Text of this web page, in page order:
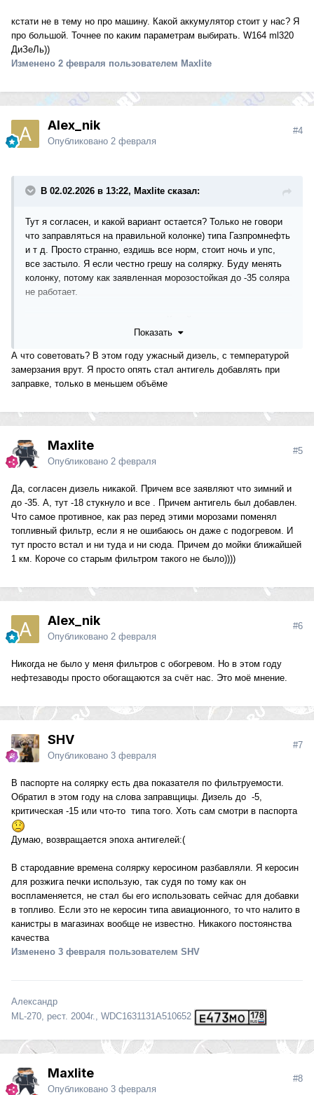
кстати не в тему но про машину. Какой аккумулятор стоит у нас? Я
про большой. Точнее по каким параметрам выбирать. W164 ml320
ДиЗеЛь))
Изменено 2 февраля пользователем Maxlite
Alex_nik
Опубликовано 2 февраля
#4
В 02.02.2026 в 13:22, Maxlite сказал:
Тут я согласен, и какой вариант остается? Только не говори
что заправляться на правильной колонке) типа Газпромнефть
и т д. Просто странно, ездишь все норм, стоит ночь и упс,
все застыло. Я если честно грешу на солярку. Буду менять
колонку, потому как заявленная морозостойкая до -35 соляра
не работает.
нас? Я про большой. Точнее по каким параметрам выбирать.
Показать
А что советовать? В этом году ужасный дизель, с температурой
замерзания врут. Я просто опять стал антигель добавлять при
заправке, только в меньшем объёме
Maxlite
Опубликовано 2 февраля
#5
Да, согласен дизель никакой. Причем все заявляют что зимний и
до -35. А, тут -18 стукнуло и все . Причем антигель был добавлен.
Что самое противное, как раз перед этими морозами поменял
топливный фильтр, если я не ошибаюсь он даже с подогревом. И
тут просто встал и ни туда и ни сюда. Причем до мойки ближайшей
1 км. Короче со старым фильтром такого не было))))
Alex_nik
Опубликовано 2 февраля
#6
Никогда не было у меня фильтров с обогревом. Но в этом году
нефтезаводы просто обогащаются за счёт нас. Это моё мнение.
SHV
Опубликовано 3 февраля
#7
В паспорте на солярку есть два показателя по фильтруемости.
Обратил в этом году на слова заправщицы. Дизель до -5,
критическая -15 или что-то типа того. Хоть сам смотри в паспорта
Думаю, возвращается эпоха антигелей:(
В стародавние времена солярку керосином разбавляли. Я керосин
для розжига печки использую, так судя по тому как он
воспламеняется, не стал бы его использовать сейчас для добавки
в топливо. Если это не керосин типа авиационного, то что налито в
канистры в магазинах вообще не известно. Никакого постоянства
качества
Изменено 3 февраля пользователем SHV
Александр
ML-270, рест. 2004г., WDC1631131A510652
Maxlite
Опубликовано 3 февраля
#8